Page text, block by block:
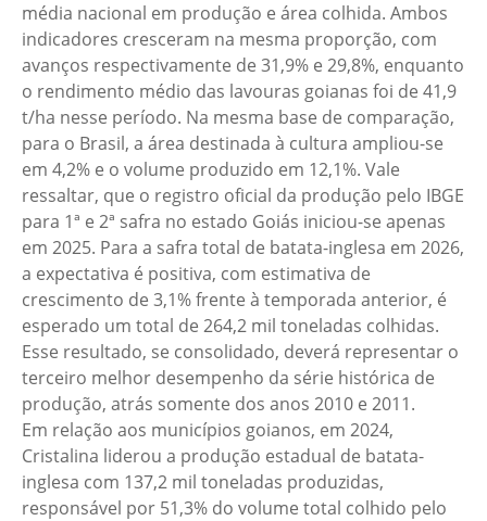
média nacional em produção e área colhida. Ambos
indicadores cresceram na mesma proporção, com
avanços respectivamente de 31,9% e 29,8%, enquanto
o rendimento médio das lavouras goianas foi de 41,9
t/ha nesse período. Na mesma base de comparação,
para o Brasil, a área destinada à cultura ampliou-se
em 4,2% e o volume produzido em 12,1%. Vale
ressaltar, que o registro oficial da produção pelo IBGE
para 1ª e 2ª safra no estado Goiás iniciou-se apenas
em 2025. Para a safra total de batata-inglesa em 2026,
a expectativa é positiva, com estimativa de
crescimento de 3,1% frente à temporada anterior, é
esperado um total de 264,2 mil toneladas colhidas.
Esse resultado, se consolidado, deverá representar o
terceiro melhor desempenho da série histórica de
produção, atrás somente dos anos 2010 e 2011.
Em relação aos municípios goianos, em 2024,
Cristalina liderou a produção estadual de batata-
inglesa com 137,2 mil toneladas produzidas,
responsável por 51,3% do volume total colhido pelo